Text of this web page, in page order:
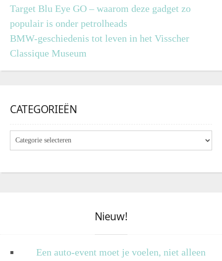
Target Blu Eye GO – waarom deze gadget zo
populair is onder petrolheads
BMW-geschiedenis tot leven in het Visscher
Classique Museum
CATEGORIEËN
Nieuw!
Een auto-event moet je voelen, niet alleen